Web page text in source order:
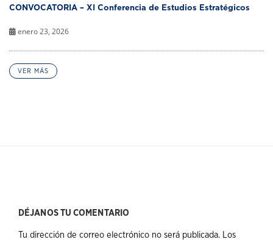
CONVOCATORIA – XI Conferencia de Estudios Estratégicos
enero 23, 2026
VER MÁS
DÉJANOS TU COMENTARIO
Tu dirección de correo electrónico no será publicada.
Los